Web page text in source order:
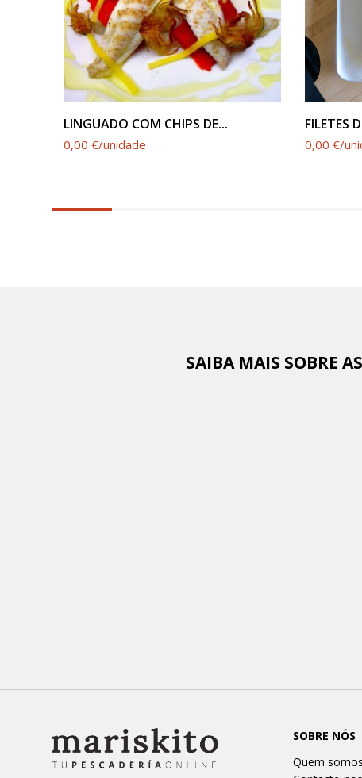
VER PRODUTO
LINGUADO COM CHIPS DE...
0,00 €/unidade
FILETES
0,00 €/
6.25%
SAIBA MAIS SOBRE
SOBRE NÓS
Quem somos